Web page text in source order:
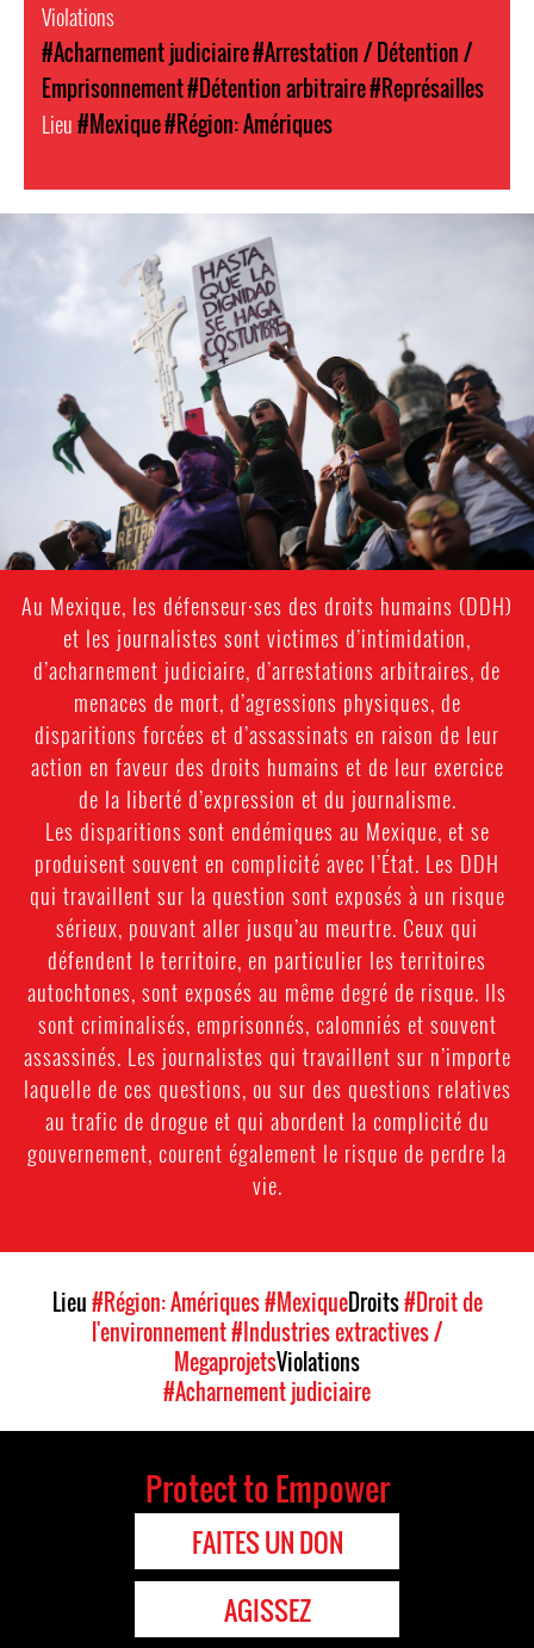
Violations
#Acharnement judiciaire#Arrestation / Détention /
Emprisonnement#Détention arbitraire#Représailles
Lieu#Mexique#Région: Amériques
mexico_protest_1.jpg
Au Mexique, les défenseur·ses des droits humains (DDH)
et les journalistes sont victimes d’intimidation,
d’acharnement judiciaire, d’arrestations arbitraires, de
menaces de mort, d’agressions physiques, de
disparitions forcées et d’assassinats en raison de leur
action en faveur des droits humains et de leur exercice
de la liberté d’expression et du journalisme.
Les disparitions sont endémiques au Mexique, et se
produisent souvent en complicité avec l’État. Les DDH
qui travaillent sur la question sont exposés à un risque
sérieux, pouvant aller jusqu’au meurtre. Ceux qui
défendent le territoire, en particulier les territoires
autochtones, sont exposés au même degré de risque. Ils
sont criminalisés, emprisonnés, calomniés et souvent
assassinés. Les journalistes qui travaillent sur n’importe
laquelle de ces questions, ou sur des questions relatives
au trafic de drogue et qui abordent la complicité du
gouvernement, courent également le risque de perdre la
vie.
Lieu#Région: Amériques#MexiqueDroits#Droit de
l'environnement#Industries extractives /
MegaprojetsViolations
#Acharnement judiciaire
Protect to Empower
FAITES UN DON
AGISSEZ